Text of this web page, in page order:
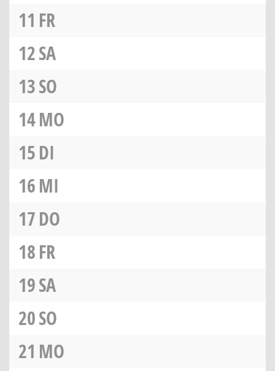
11 FR
12SA
13SO
14MO
15DI
16MI
17DO
18FR
19SA
20SO
21 MO